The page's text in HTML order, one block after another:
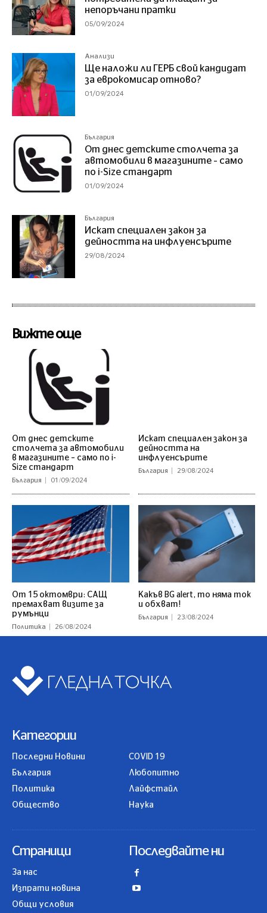
непоръчани пратки
05/09/2024
Анализи
Ще наложи ли ГЕРБ свой кандидат
за еврокомисар отново?
01/09/2024
България
От днес детските столчета за
автомобили в магазините – само
по i-Size стандарт
01/09/2024
България
Искат специален закон за
дейността на инфлуенсърите
29/08/2024
Вижте още
От днес детските
столчета за автомобили
в магазините – само по i-
Size стандарт
България 01/09/2024
Искат специален закон за
дейността на
инфлуенсърите
България 29/08/2024
От 15 октомври: САЩ
премахват визите за
румънци
Политика 26/08/2024
Какъв BG alert, то няма ток
и обхват!
България 23/08/2024
Категории
Последни Новини
България
Политика
Общество
COVID 19
Любопитно
Лайфстайл
Наука
Страници
За нас
Изпрати новина
Общи условия
Последвайте ни